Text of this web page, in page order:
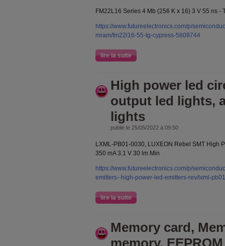
FM22L16 Series 4 Mb (256 K x 16) 3 V 55 ns -
https://www.futureelectronics.com/p/
mram/fm22l16-55-tg-cypress-5809744
lire la suite
High power led
output led lights,
lights
publié le 25/05/2022 à 09:50
LXML-PB01-0030, LUXEON Rebel SMT High
350 mA 3.1 V 30 lm Min
https://www.futureelectronics.com/p/
emitters--high-power-led-emitters-rev/lxml-
lire la suite
Memory card,
memory,